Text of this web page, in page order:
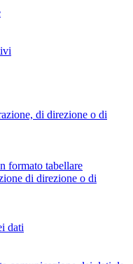
di direzione o di
formato tabellare
di direzione o di
dati